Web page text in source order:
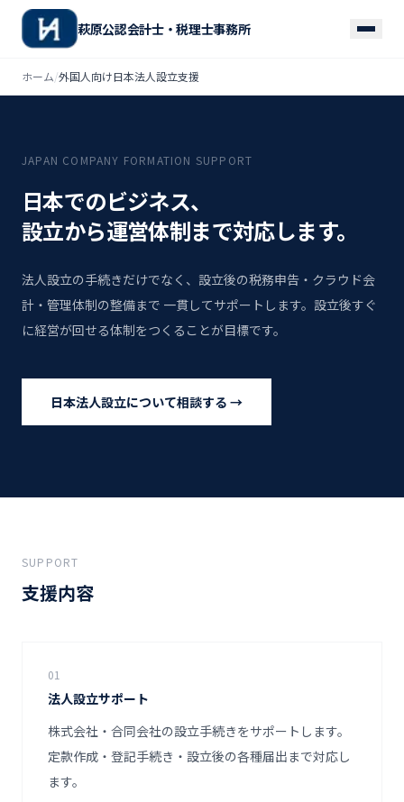
萩原公認会計士・税理士事務所
ホーム/外国人向け日本法人設立支援
JAPAN COMPANY FORMATION SUPPORT
日本でのビジネス、
設立から運営体制まで対応します。
法人設立の手続きだけでなく、設立後の税務申告・クラウド会
計・管理体制の整備まで 一貫してサポートします。設立後すぐ
に経営が回せる体制をつくることが目標です。
日本法人設立について相談する →
SUPPORT
支援内容
01
法人設立サポート
株式会社・合同会社の設立手続きをサポートします。
定款作成・登記手続き・設立後の各種届出まで対応し
ます。